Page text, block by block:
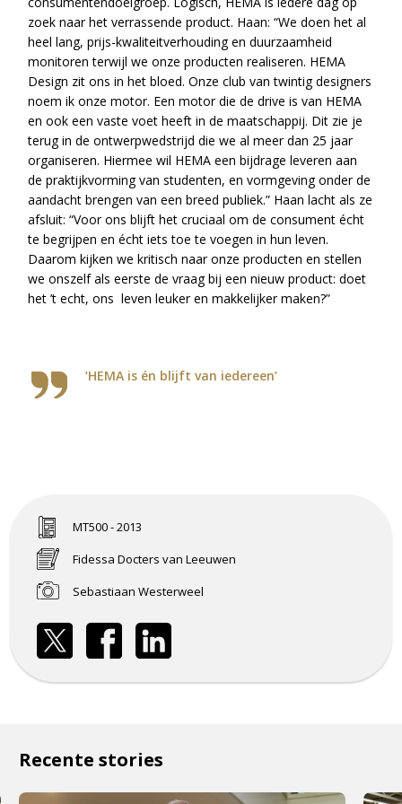
zoek naar het verrassende product. Haan: “We doen het al
heel lang, prijs-kwaliteitverhouding en duurzaamheid
monitoren terwijl we onze producten realiseren. HEMA
Design zit ons in het bloed. Onze club van twintig designers
noem ik onze motor. Een motor die de drive is van HEMA
en ook een vaste voet heeft in de maatschappij. Dit zie je
terug in de ontwerpwedstrijd die we al meer dan 25 jaar
organiseren. Hiermee wil HEMA een bijdrage leveren aan
de praktijkvorming van studenten, en vormgeving onder de
aandacht brengen van een breed publiek.” Haan lacht als ze
afsluit: “Voor ons blijft het cruciaal om de consument écht
te begrijpen en écht iets toe te voegen in hun leven.
Daarom kijken we kritisch naar onze producten en stellen
we onszelf als eerste de vraag bij een nieuw product: doet
het ’t echt, ons leven leuker en makkelijker maken?”
‘HEMA is én blijft van iedereen’
MT500 - 2013
Fidessa Docters van Leeuwen
Sebastiaan Westerweel
Recente stories